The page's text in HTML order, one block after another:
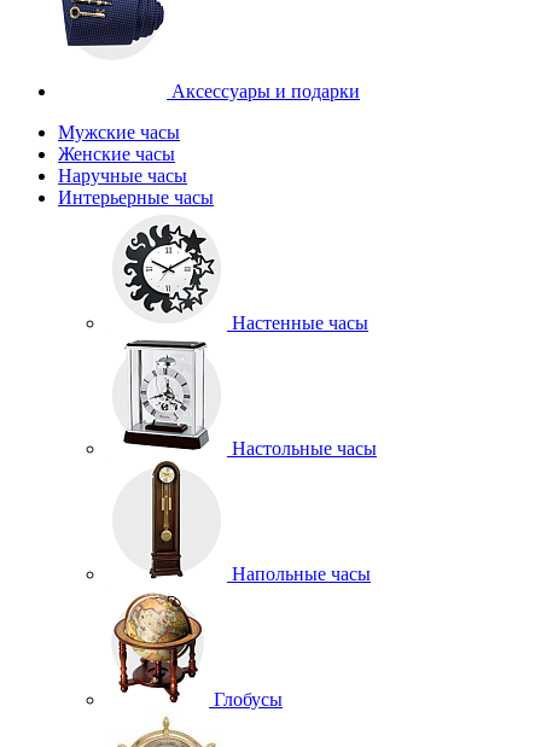
Аксессуары и подарки
Мужские часы
Женские часы
Наручные часы
Интерьерные часы
Настенные часы
Настольные часы
Напольные часы
Глобусы